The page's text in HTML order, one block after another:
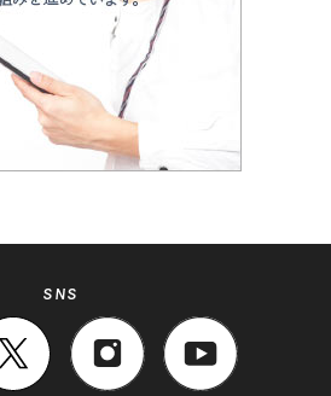
SNS